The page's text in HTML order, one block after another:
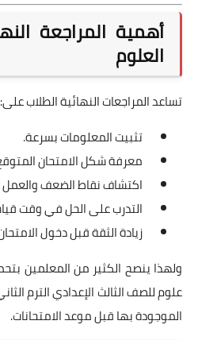
أهمية المراجعة
العلوم
تساعد المراجعات النهائية الطلاب على:
تثبيت المعلومات بسرعة.
معرفة شكل الامتحان
اكتشاف نقاط الضعف
التدرب على الحل في وقت
زيادة الثقة قبل دخول
ولهذا ينصح الكثير من المعلمين
الموجودة بها قبل موعد الامتحانات.